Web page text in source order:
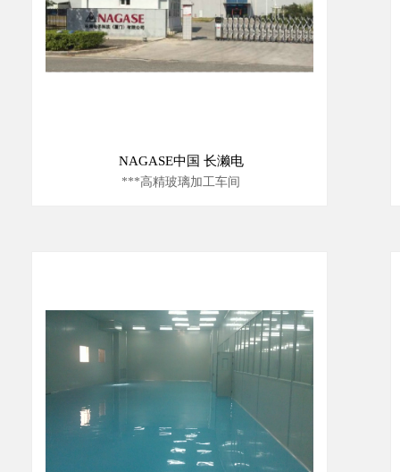
NAGASE中国 长濑电
***高精玻璃加工车间